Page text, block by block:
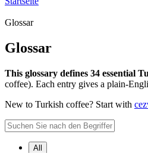
Glossar
Glossar
This glossary defines 34 essential
coffee). Each entry gives a plain-
New to Turkish coffee? Start with
All